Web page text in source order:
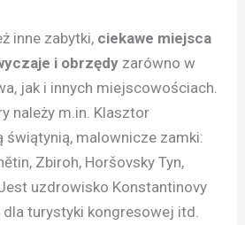
inne zabytki, ciekawe miejsca
i obrzędy zarówno w
jak i innych miejscowościach.
należy m.in. Klasztor
świątynią, malownicze zamki:
Zbiroh, Horšovsky Tyn,
uzdrowisko Konstantinovy
turystyki kongresowej itd.